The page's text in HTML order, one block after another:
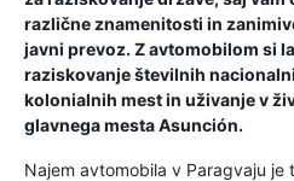
različne znamenitosti in
javni prevoz. Z avtomobilom si
raziskovanje številnih
kolonialnih mest in uživanje v
glavnega mesta Asunción.
Najem avtomobila v Paragvaju je